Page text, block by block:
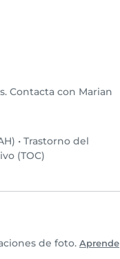
Contacta con Marian
• Trastorno del
(TOC)
de foto. Aprende